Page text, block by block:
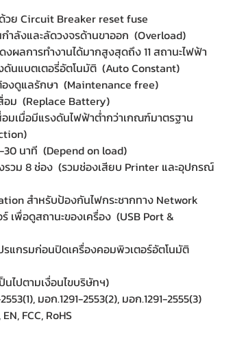
วย Circuit Breaker reset fuse
ำลังและลัดวงจรด้านขาออก (Overload)
ผลการทำงานได้มากสูงสุดถึง 11 สถานะไฟฟ้า
ดันแบตเตอรี่อัตโนมัติ (Auto Constant)
องดูแลรักษา (Maintenance free)
อม (Replace Battery)
มเมื่อมีแรงดันไฟฟ้าต่ำกว่าเกณฑ์มาตรฐาน
30 นาที (Depend on load)
รวม 8 ช่อง (รวมช่องเสียบ Printer และอุปกรณ์
สำหรับป้องกันไฟกระชากทาง Network
เพื่อดูสถานะของเครื่อง (USB Port &
แกรมก่อนปิดเครื่องคอมพิวเตอร์อัตโนมัติ
ไปตามเงื่อนไขบริษัทฯ)
มอก.1291-2553(2), มอก.1291-2555(3)
FCC, RoHS